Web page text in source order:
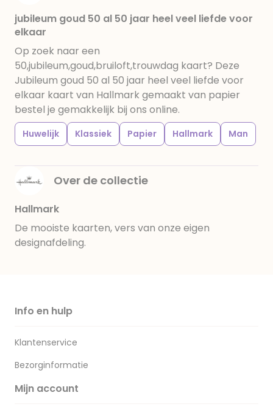
jubileum goud 50 al 50 jaar heel veel liefde voor
elkaar
Op zoek naar een
50,jubileum,goud,bruiloft,trouwdag kaart? Deze
Jubileum goud 50 al 50 jaar heel veel liefde voor
elkaar kaart van Hallmark gemaakt van papier
bestel je gemakkelijk bij ons online.
Huwelijk Klassiek Papier Hallmark Man
Over de collectie
Hallmark
De mooiste kaarten, vers van onze eigen
designafdeling.
Info en hulp
Klantenservice
Bezorginformatie
Mijn account